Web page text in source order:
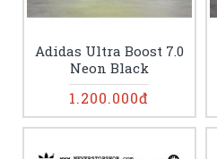
Adidas Ultra Boost 7.0
Neon Black
1.200.000đ